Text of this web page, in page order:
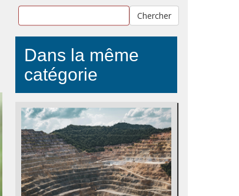
Chercher
Dans la même
catégorie